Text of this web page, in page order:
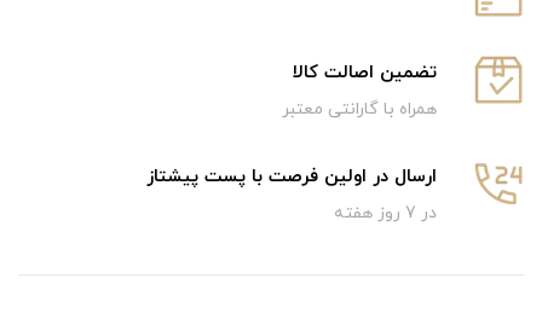
تضمین اصالت کالا
همراه با گارانتی معتبر
ارسال در اولین فرصت با پست پیشتاز
در 7 روز هفته